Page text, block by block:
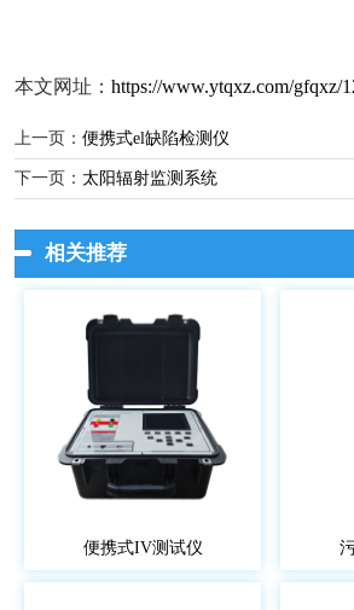
本文网址： https://www.ytqxz.com/gfqxz/
上一页： 便携式el缺陷检测仪
下一页： 太阳辐射监测系统
相关推荐
便携式IV测试仪